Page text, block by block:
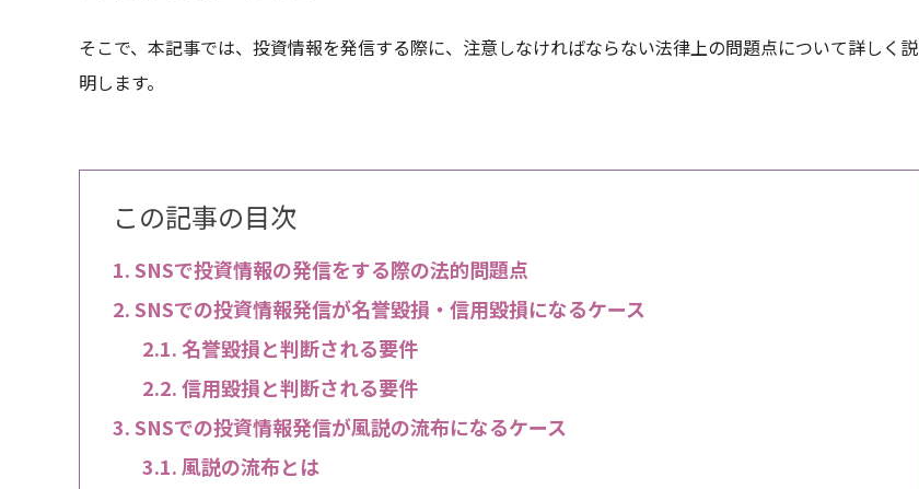
そこで、本記事では、投資情報を発信する際に、注意しなければならない法律上の問題点について詳しく説
明します。
この記事の目次
SNSで投資情報の発信をする際の法的問題点
SNSでの投資情報発信が名誉毀損・信用毀損になるケース
名誉毀損と判断される要件
信用毀損と判断される要件
SNSでの投資情報発信が風説の流布になるケース
風説の流布とは